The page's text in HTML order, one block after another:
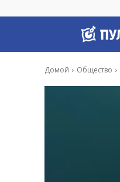
Домой Общество